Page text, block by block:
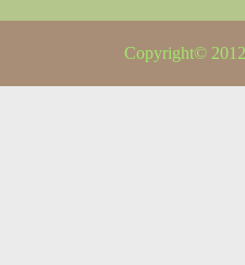
Copyright©